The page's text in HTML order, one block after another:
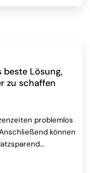
beste Lösung,
zu schaffen
problemlos
können